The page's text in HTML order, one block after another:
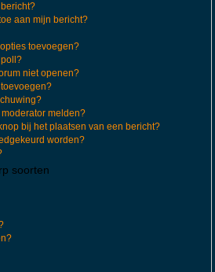
aan mijn bericht?
toevoegen?
niet openen?
melden?
bij het plaatsen van een bericht?
worden?
soorten